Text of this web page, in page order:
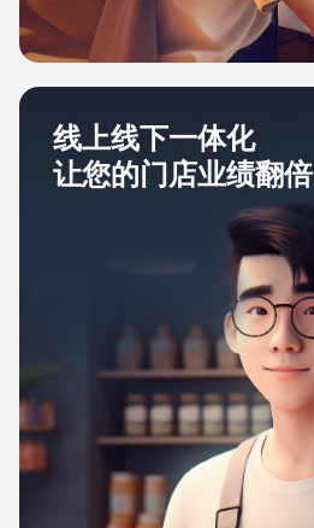
线上线下一体化
让您的门店业绩翻倍